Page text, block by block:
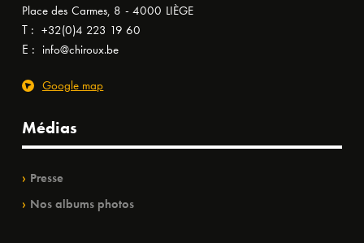
Place des Carmes, 8 - 4000 LIÈGE
T : +32(0)4 223 19 60
E : info@chiroux.be
Google map
Médias
Presse
Nos albums photos